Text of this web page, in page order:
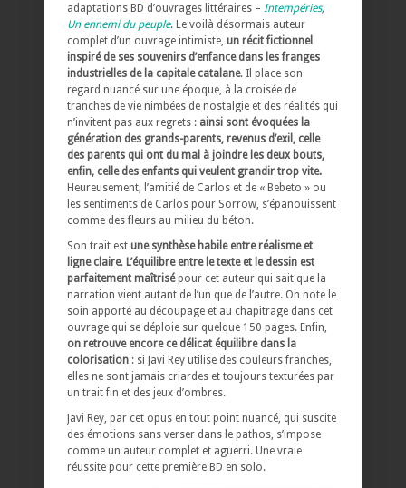
adaptations BD d’ouvrages littéraires – Intempéries,
Un ennemi du peuple. Le voilà désormais auteur
complet d’un ouvrage intimiste, un récit fictionnel
inspiré de ses souvenirs d’enfance dans les franges
industrielles de la capitale catalane. Il place son
regard nuancé sur une époque, à la croisée de
tranches de vie nimbées de nostalgie et des réalités qui
n’invitent pas aux regrets : ainsi sont évoquées la
génération des grands-parents, revenus d’exil, celle
des parents qui ont du mal à joindre les deux bouts,
enfin, celle des enfants qui veulent grandir trop vite.
Heureusement, l’amitié de Carlos et de « Bebeto » ou
les sentiments de Carlos pour Sorrow, s’épanouissent
comme des fleurs au milieu du béton.
Son trait est une synthèse habile entre réalisme et
ligne claire. L’équilibre entre le texte et le dessin est
parfaitement maîtrisépour cet auteur qui sait que la
narration vient autant de l’un que de l’autre. On note le
soin apporté au découpage et au chapitrage dans cet
ouvrage qui se déploie sur quelque 150 pages. Enfin,
on retrouve encore ce délicat équilibre dans la
colorisation : si Javi Rey utilise des couleurs franches,
elles ne sont jamais criardes et toujours texturées par
un trait fin et des jeux d’ombres.
Javi Rey, par cet opus en tout point nuancé, qui suscite
des émotions sans verser dans le pathos, s’impose
comme un auteur complet et aguerri. Une vraie
réussite pour cette première BD en solo.